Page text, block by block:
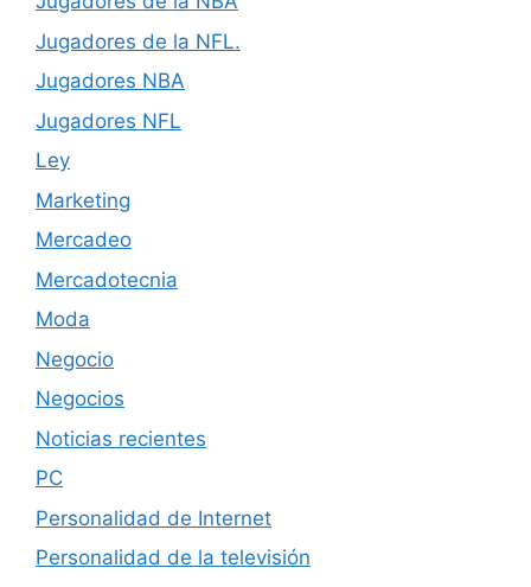
Jugadores de la NFL.
Jugadores NBA
Jugadores NFL
Ley
Marketing
Mercadeo
Mercadotecnia
Moda
Negocio
Negocios
Noticias recientes
PC
Personalidad de Internet
Personalidad de la televisión